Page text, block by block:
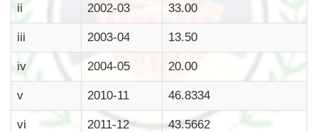
ii 2002-03 33.00
iii 2003-04 13.50
iv 2004-05 20.00
v 2010-11 46.8334
vi 2011-12 43.5662